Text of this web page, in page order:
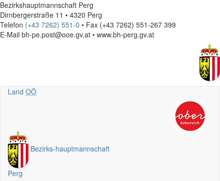
Bezirkshauptmannschaft Perg
Dirnbergerstraße 11 • 4320 Perg
Telefon (+43 7262) 551-0 • Fax (+43 7262) 551-267 399
E-Mail bh-pe.post@ooe.gv.at • www.bh-perg.gv.at
Land OÖ
Bezirks-hauptmannschaft
Perg